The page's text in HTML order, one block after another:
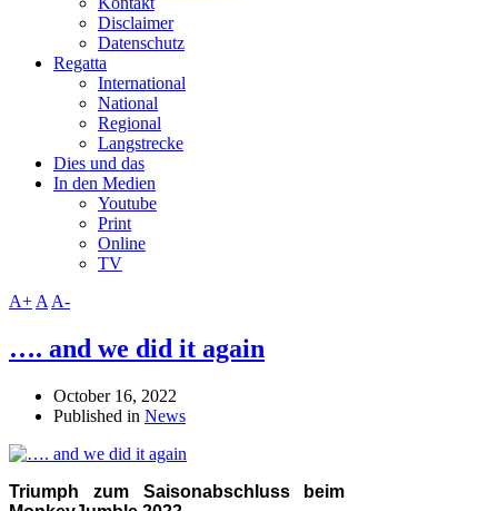
Disclaimer
Datenschutz
Regatta
International
National
Regional
Langstrecke
Dies und das
In den Medien
Youtube
Print
Online
TV
A+ A A-
…. and we did it again
October 16, 2022
Published in News
Triumph zum Saisonabschluss beim